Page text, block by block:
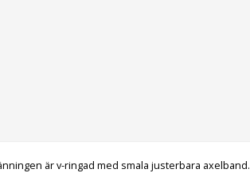
är v-ringad med smala justerbara axelband.